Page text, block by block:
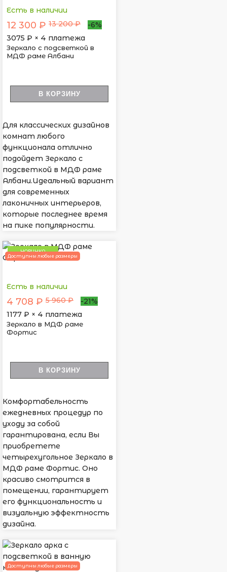
Есть в наличии
12 300 ₽ 13 200 ₽
-6%
3075 ₽ × 4 платежа
Зеркало с подсветкой в
МДФ раме Албани
В КОРЗИНУ
Для классических дизайнов
комнат любого
функционала отлично
подойдет Зеркало с
подсветкой в МДФ раме
Албани.Идеальный вариант
для современных
лаконичных интерьеров,
которые последнее время
на пике популярности.
НОВИНКА
Доступны любые размеры
Есть в наличии
4 708 ₽ 5 960 ₽
-21%
1177 ₽ × 4 платежа
Зеркало в МДФ раме
Фортис
В КОРЗИНУ
Комфортабельность
ежедневных процедур по
уходу за собой
гарантирована, если Вы
приобретете
четырехугольное Зеркало в
МДФ раме Фортис. Оно
красиво смотрится в
помещении, гарантирует
его функциональность и
визуальную эффектность
дизайна.
Доступны любые размеры